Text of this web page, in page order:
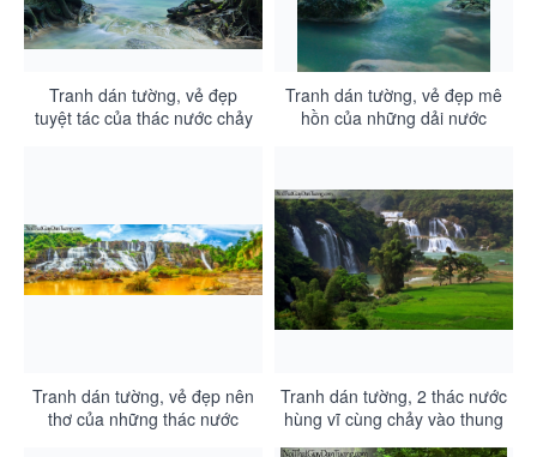
Tranh dán tường, vẻ đẹp
tuyệt tác của thác nước chảy
Tranh dán tường, vẻ đẹp mê
hồn của những dải nước
Tranh dán tường, vẻ đẹp nên
thơ của những thác nước
Tranh dán tường, 2 thác nước
hùng vĩ cùng chảy vào thung
lũng rộng lớn DA3116